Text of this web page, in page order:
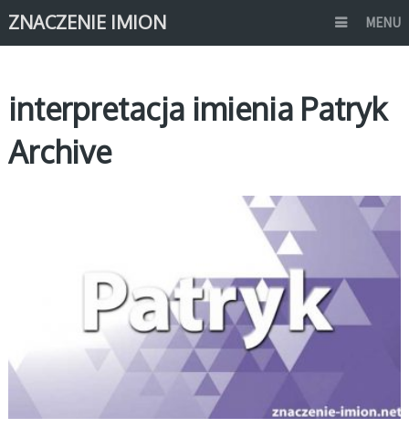
ZNACZENIE IMION MENU
interpretacja imienia Patryk
Archive